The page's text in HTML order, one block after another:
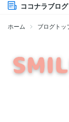
ココナラブログ
ホーム ブログトッ